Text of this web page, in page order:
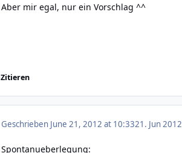
Aber mir egal, nur ein Vorschlag ^^
Zitieren
Geschrieben June 21, 2012 at 10:3321. Jun 2012
Spontanueberlegung: